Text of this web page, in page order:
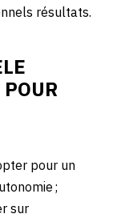
résultats.
pour un
;
sur